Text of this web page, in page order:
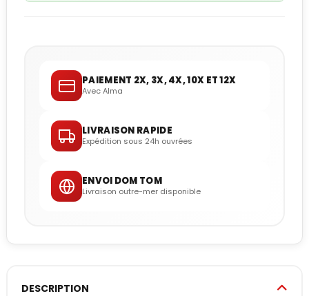
PAIEMENT 2X, 3X, 4X, 10X ET 12X
Avec Alma
LIVRAISON RAPIDE
Expédition sous 24h ouvrées
ENVOI DOM TOM
Livraison outre-mer disponible
DESCRIPTION